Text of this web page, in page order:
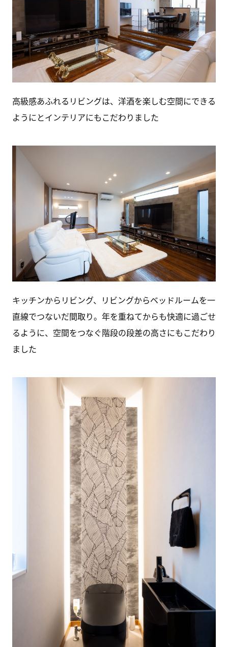
高級感あふれるリビングは、洋酒を楽しむ空間にできる
ようにとインテリアにもこだわりました
キッチンからリビング、リビングからベッドルームを一
直線でつないだ間取り。年を重ねてからも快適に過ごせ
るように、空間をつなぐ階段の段差の高さにもこだわり
ました